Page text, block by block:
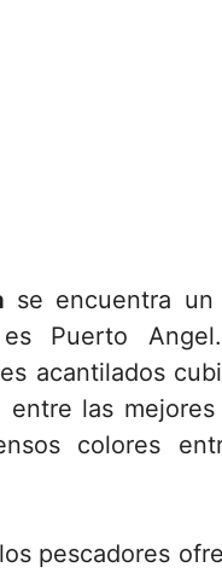
se encuentra
Puerto
acantilados
las
colores
pescadores